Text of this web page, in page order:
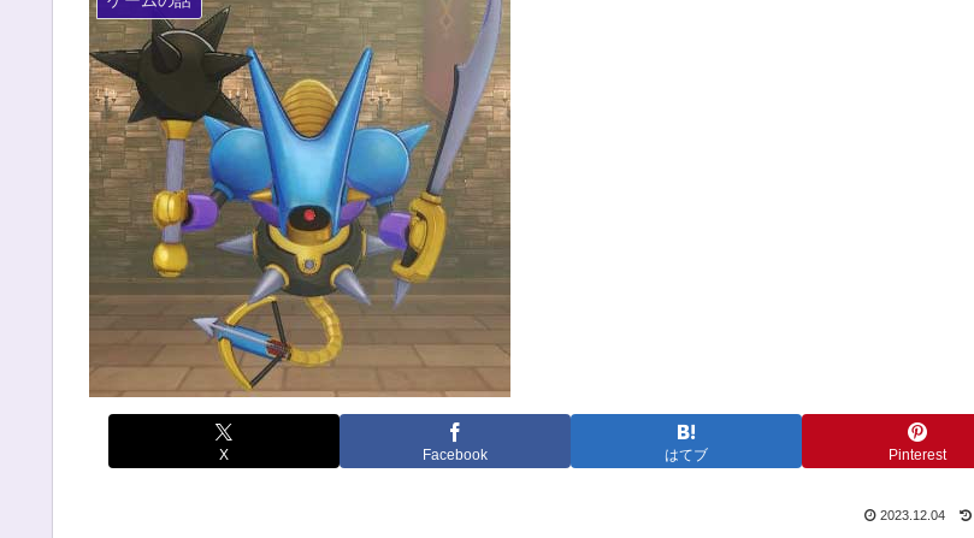
X Facebook はてブ Pinterest
2023.12.04